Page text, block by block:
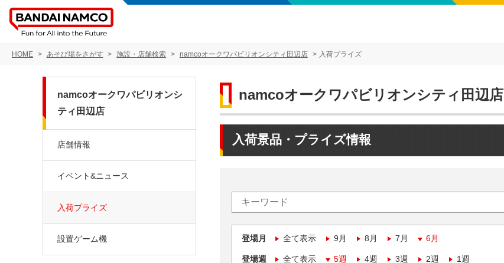
HOME あそび場をさがす 施設・店舗検索 namcoオークワパビリオンシティ田辺店 入荷プライズ
namcoオークワパビリオンシティ田辺店
入荷景品・プライズ情報
登場月 全て表示 9月 8月 7月 6月
登場週 全て表示 5週 4週 3週 2週 1週
namcoオークワパビリオンシ
ティ田辺店
店舗情報
イベント&ニュース
入荷プライズ
設置ゲーム機